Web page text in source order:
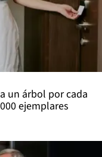
un árbol por cada
ejemplares